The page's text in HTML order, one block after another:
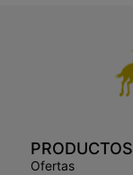
PRODUCTOS
Ofertas